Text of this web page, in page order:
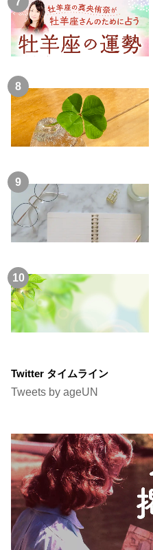
Twitter タイムライン
Tweets by ageUN